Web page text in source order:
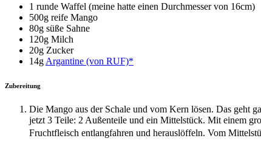
1 runde Waffel (meine hatte einen Durchmesser von 16cm)
500g reife Mango
80g süße Sahne
120g Milch
20g Zucker
14g Argantine (von RUF)*
Zubereitung
Die Mango aus der Schale und vom Kern lösen. Das geht
jetzt 3 Teile: 2 Außenteile und ein Mittelstück. Mit einem
Fruchtfleisch entlangfahren und herauslöffeln. Vom